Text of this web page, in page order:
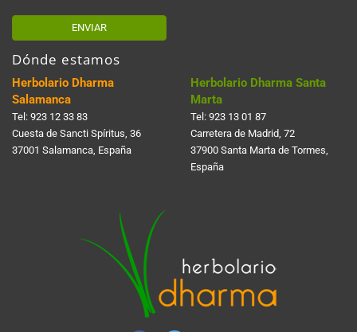
ENVIAR
Dónde estamos
Herbolario Dharma
Salamanca
Tel: 923 12 33 83
Cuesta de Sancti Spí­ritus, 36
37001 Salamanca, España
Herbolario Dharma Santa
Marta
Tel: 923 13 01 87
Carretera de Madrid, 72
37900 Santa Marta de Tormes,
España